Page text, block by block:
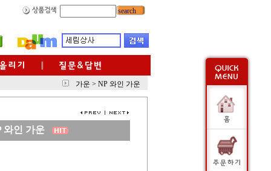
search
가운 > NP 와인 가운
와인 가운